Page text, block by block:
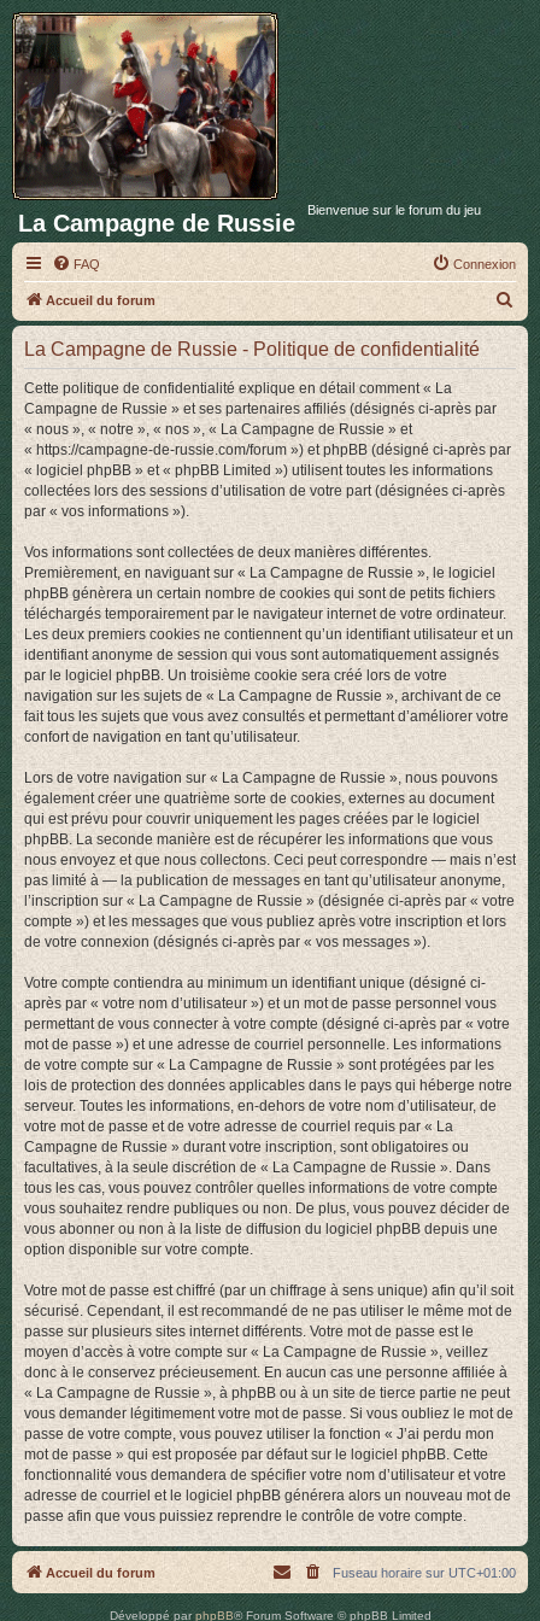
La Campagne de Russie Bienvenue sur le forum du jeu
FAQ Connexion
Accueil du forum
e
c
h
La Campagne de Russie - Politique de confidentialité
Cette politique de confidentialité explique en détail comment « La
Campagne de Russie » et ses partenaires affiliés (désignés ci-après par
« nous », « notre », « nos », « La Campagne de Russie » et
« https://campagne-de-russie.com/forum ») et phpBB (désigné ci-après par
« logiciel phpBB » et « phpBB Limited ») utilisent toutes les informations
collectées lors des sessions d’utilisation de votre part (désignées ci-après
par « vos informations »).
Vos informations sont collectées de deux manières différentes.
Premièrement, en naviguant sur « La Campagne de Russie », le logiciel
phpBB génèrera un certain nombre de cookies qui sont de petits fichiers
téléchargés temporairement par le navigateur internet de votre ordinateur.
Les deux premiers cookies ne contiennent qu’un identifiant utilisateur et un
identifiant anonyme de session qui vous sont automatiquement assignés
par le logiciel phpBB. Un troisième cookie sera créé lors de votre
navigation sur les sujets de « La Campagne de Russie », archivant de ce
fait tous les sujets que vous avez consultés et permettant d’améliorer votre
confort de navigation en tant qu’utilisateur.
Lors de votre navigation sur « La Campagne de Russie », nous pouvons
également créer une quatrième sorte de cookies, externes au document
qui est prévu pour couvrir uniquement les pages créées par le logiciel
phpBB. La seconde manière est de récupérer les informations que vous
nous envoyez et que nous collectons. Ceci peut correspondre — mais n’est
pas limité à — la publication de messages en tant qu’utilisateur anonyme,
l’inscription sur « La Campagne de Russie » (désignée ci-après par « votre
compte ») et les messages que vous publiez après votre inscription et lors
de votre connexion (désignés ci-après par « vos messages »).
Votre compte contiendra au minimum un identifiant unique (désigné ci-
après par « votre nom d’utilisateur ») et un mot de passe personnel vous
permettant de vous connecter à votre compte (désigné ci-après par « votre
mot de passe ») et une adresse de courriel personnelle. Les informations
de votre compte sur « La Campagne de Russie » sont protégées par les
lois de protection des données applicables dans le pays qui héberge notre
serveur. Toutes les informations, en-dehors de votre nom d’utilisateur, de
votre mot de passe et de votre adresse de courriel requis par « La
Campagne de Russie » durant votre inscription, sont obligatoires ou
facultatives, à la seule discrétion de « La Campagne de Russie ». Dans
tous les cas, vous pouvez contrôler quelles informations de votre compte
vous souhaitez rendre publiques ou non. De plus, vous pouvez décider de
vous abonner ou non à la liste de diffusion du logiciel phpBB depuis une
option disponible sur votre compte.
Votre mot de passe est chiffré (par un chiffrage à sens unique) afin qu’il soit
sécurisé. Cependant, il est recommandé de ne pas utiliser le même mot de
passe sur plusieurs sites internet différents. Votre mot de passe est le
moyen d’accès à votre compte sur « La Campagne de Russie », veillez
donc à le conservez précieusement. En aucun cas une personne affiliée à
« La Campagne de Russie », à phpBB ou à un site de tierce partie ne peut
vous demander légitimement votre mot de passe. Si vous oubliez le mot de
passe de votre compte, vous pouvez utiliser la fonction « J’ai perdu mon
mot de passe » qui est proposée par défaut sur le logiciel phpBB. Cette
fonctionnalité vous demandera de spécifier votre nom d’utilisateur et votre
adresse de courriel et le logiciel phpBB générera alors un nouveau mot de
passe afin que vous puissiez reprendre le contrôle de votre compte.
Accueil du forum Fuseau horaire sur UTC+01:00
Développé parphpBB® Forum Software © phpBB Limited